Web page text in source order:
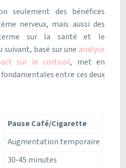
seulement des bénéfices
nerveux, mais aussi des
sur la santé et le
basé sur une analyse
sur le cortisol, met en
entre ces deux
Pause Café/Cigarette
Augmentation temporaire
30-45 minutes